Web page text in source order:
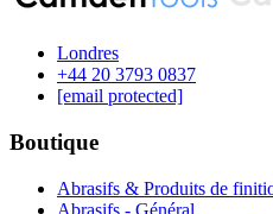
Londres
‪+44 20 3793 0837‬
[email protected]
Boutique
Abrasifs & Produits de
Abrasifs - Général